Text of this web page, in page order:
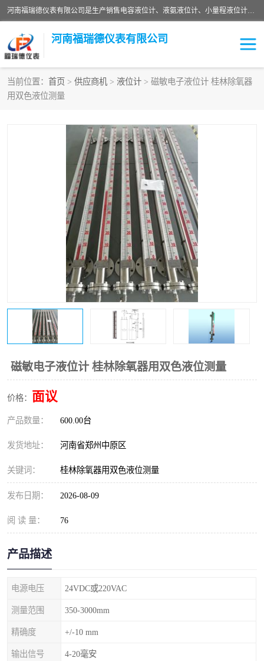
河南福瑞德仪表有限公司是生产销售电容液位计、液氨液位计、小量程液位计定制、智能锅炉水位计、液氮液位计等；并在产品开发、研制的过程中，吸取国内外仪器仪表的技术精华，建立了一支高、精、尖的科研开发队伍，使产品性能不断升级。
河南福瑞德仪表有限公司
当前位置： 首页 > 供应商机 > 液位计 > 磁敏电子液位计 桂林除氧器
用双色液位测量
磁敏电子液位计 桂林除氧器用双色液位测量
价格： 面议
产品数量： 600.00台
发货地址： 河南省郑州中原区
关键词： 桂林除氧器用双色液位测量
发布日期： 2026-08-09
阅 读 量： 76
产品描述
电源电压 24VDC或220VAC
测量范围 350-3000mm
精确度 +/-10 mm
输出信号 4-20毫安
液位计
流量传感器
液氮液位计
液位计传感器定制
物位计
测漏仪
锅炉水位计
智能锅炉水位计 电容液位计
流量仪表 加油站液位仪